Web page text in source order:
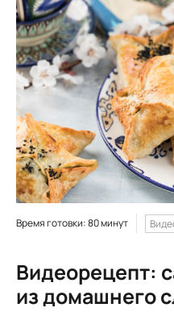
Время готовки: 80 минут
Видеорецепт:
из домашнего